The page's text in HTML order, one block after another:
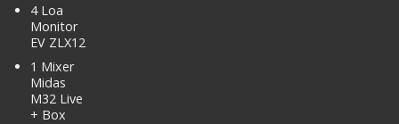
4 Loa
Monitor
EV ZLX12
1 Mixer
Midas
M32 Live
+ Box